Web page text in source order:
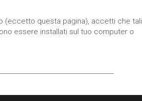
(eccetto questa pagina), accetti che tali
essere installati sul tuo computer o